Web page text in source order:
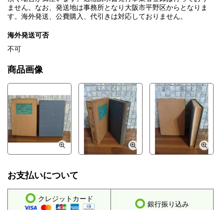
ません。なお、発送地は事務所となり大阪市平野区からとなりま
す。海外発送、公費購入、代引きは対応しておりません。
海外発送可否
不可
商品画像
お支払いについて
クレジットカード
銀行振り込み